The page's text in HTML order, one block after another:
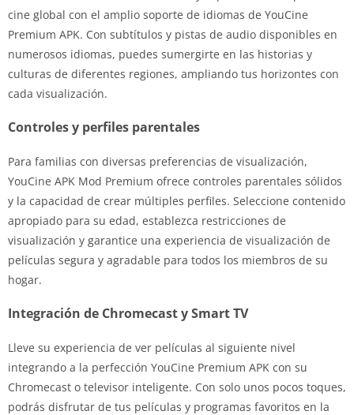
cine global con el amplio soporte de idiomas de YouCine
Premium APK. Con subtítulos y pistas de audio disponibles en
numerosos idiomas, puedes sumergirte en las historias y
culturas de diferentes regiones, ampliando tus horizontes con
cada visualización.
Controles y perfiles parentales
Para familias con diversas preferencias de visualización,
YouCine APK Mod Premium ofrece controles parentales sólidos
y la capacidad de crear múltiples perfiles. Seleccione contenido
apropiado para su edad, establezca restricciones de
visualización y garantice una experiencia de visualización de
películas segura y agradable para todos los miembros de su
hogar.
Integración de Chromecast y Smart TV
Lleve su experiencia de ver películas al siguiente nivel
integrando a la perfección YouCine Premium APK con su
Chromecast o televisor inteligente. Con solo unos pocos toques,
podrás disfrutar de tus películas y programas favoritos en la